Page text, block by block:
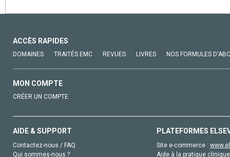
ACCÈS RAPIDES
DOMAINES TRAITÉS EMC REVUES LIVRES NOS FORMULES
MON COMPTE
CRÉER UN COMPTE
AIDE & SUPPORT
Contactez-nous / FAQ
Qui sommes-nous ?
PLATEFORMES
Site e-commerce :
Aide à la pratique